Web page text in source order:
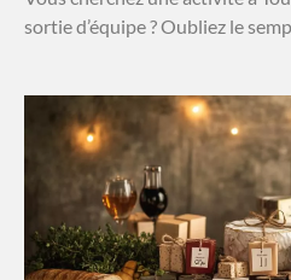
sortie d’équipe ? Oubliez le